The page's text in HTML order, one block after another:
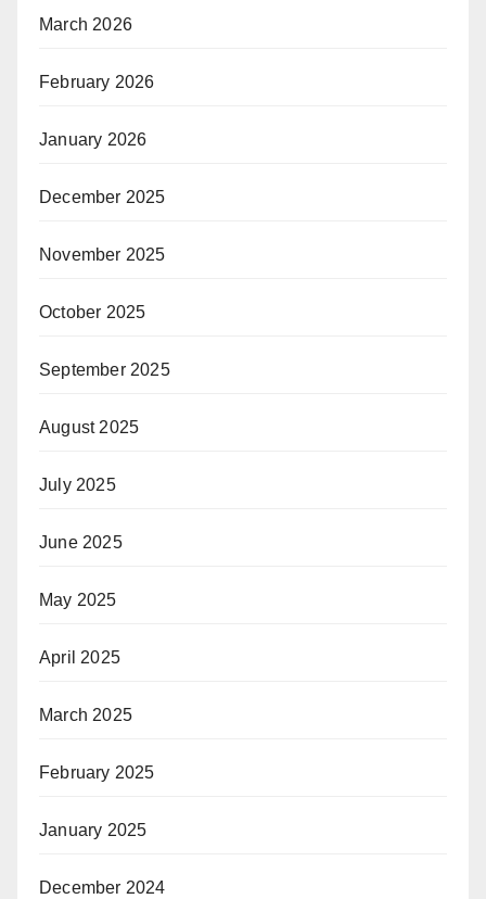
March 2026
February 2026
January 2026
December 2025
November 2025
October 2025
September 2025
August 2025
July 2025
June 2025
May 2025
April 2025
March 2025
February 2025
January 2025
December 2024